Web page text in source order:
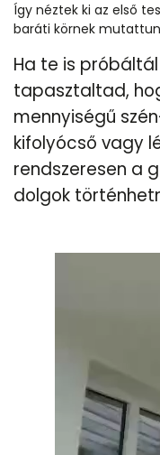
Így néztek ki az első
baráti körnek
Ha te is
tapasztaltad,
mennyiségű
kifolyócső vagy
rendszeresen a
dolgok